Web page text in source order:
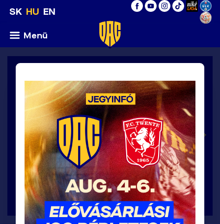
SK HU EN
Menü
DAC
1904
2:0
MFK
Dukla
Banská
Bystrica
A MÉRKŐZÉS RÉSZLETEI